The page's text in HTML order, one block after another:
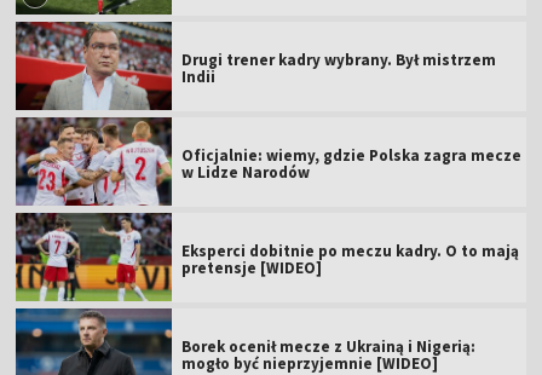
Drugi trener kadry wybrany. Był mistrzem
Indii
Oficjalnie: wiemy, gdzie Polska zagra mecze
w Lidze Narodów
Eksperci dobitnie po meczu kadry. O to mają
pretensje [WIDEO]
Borek ocenił mecze z Ukrainą i Nigerią:
mogło być nieprzyjemnie [WIDEO]